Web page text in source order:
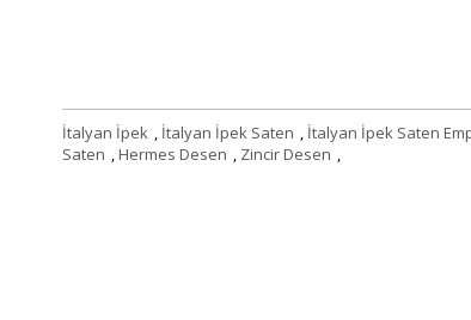
İtalyan İpek , İtalyan İpek Saten , İtalyan İpek Saten
Saten ,Hermes Desen , Zincir Desen ,